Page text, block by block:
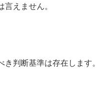
えません。
判断基準は存在します。